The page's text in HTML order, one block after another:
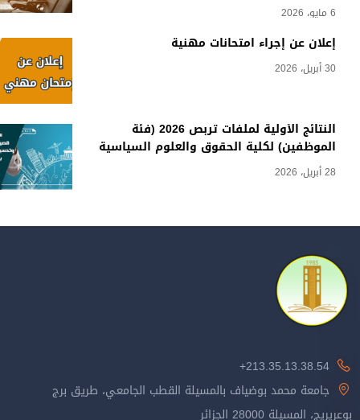
6 مايو، 2026
إعلان عن إجراء امتحانات مهنية
30 أبريل، 2026
النتائج الأولية لملفات تربص 2026 (فئة
الموظفين) لكلية الحقوق والعلوم السياسية
28 أبريل، 2026
213.35.13.38.54+
جامعة محمد بوضياف بالمسيلة القطب الجامعي، طريق برج
بوعريريج، المسيلة 28000 الجزائر